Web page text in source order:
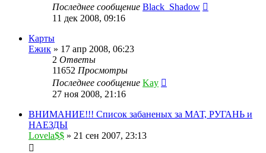
Последнее сообщение Black_Shadow
11 дек 2008, 09:16
Карты
Ежик » 17 апр 2008, 06:23
2 Ответы
11652 Просмотры
Последнее сообщение Kay
27 ноя 2008, 21:16
ВНИМАНИЕ!!! Список забаненых за МАТ, РУГАНЬ и
НАЕЗДЫ
Lovela$$ » 21 сен 2007, 23:13